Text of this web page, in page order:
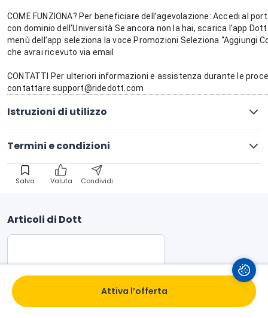
COME FUNZIONA? Per beneficiare dell’agevolazione: Accedi al
con dominio dell’Università Se ancora non la hai, scarica l’app
menù dell’app seleziona la voce Promozioni Seleziona “Aggiungi
che avrai ricevuto via email
CONTATTI Per ulteriori informazioni e assistenza durante le
contattare support@ridedott.com
Istruzioni di utilizzo
Termini e condizioni
Salva Valuta Condividi
Articoli di Dott
Pimple Patch di Garnier: La
Rivoluzione della Cura della Pelle
Attiva l’offerta